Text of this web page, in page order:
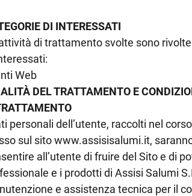
DI INTERESSATI
di trattamento svolte sono
Web
DEL TRATTAMENTO E
personali dell’utente, raccolti nel
sul sito www.assisisalumi.it,
all’utente di fruire del Sito e di
e i prodotti di Assisi Salumi
e assistenza tecnica per il